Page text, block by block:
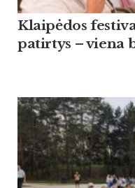
Klaipėdos
patirtys – viena